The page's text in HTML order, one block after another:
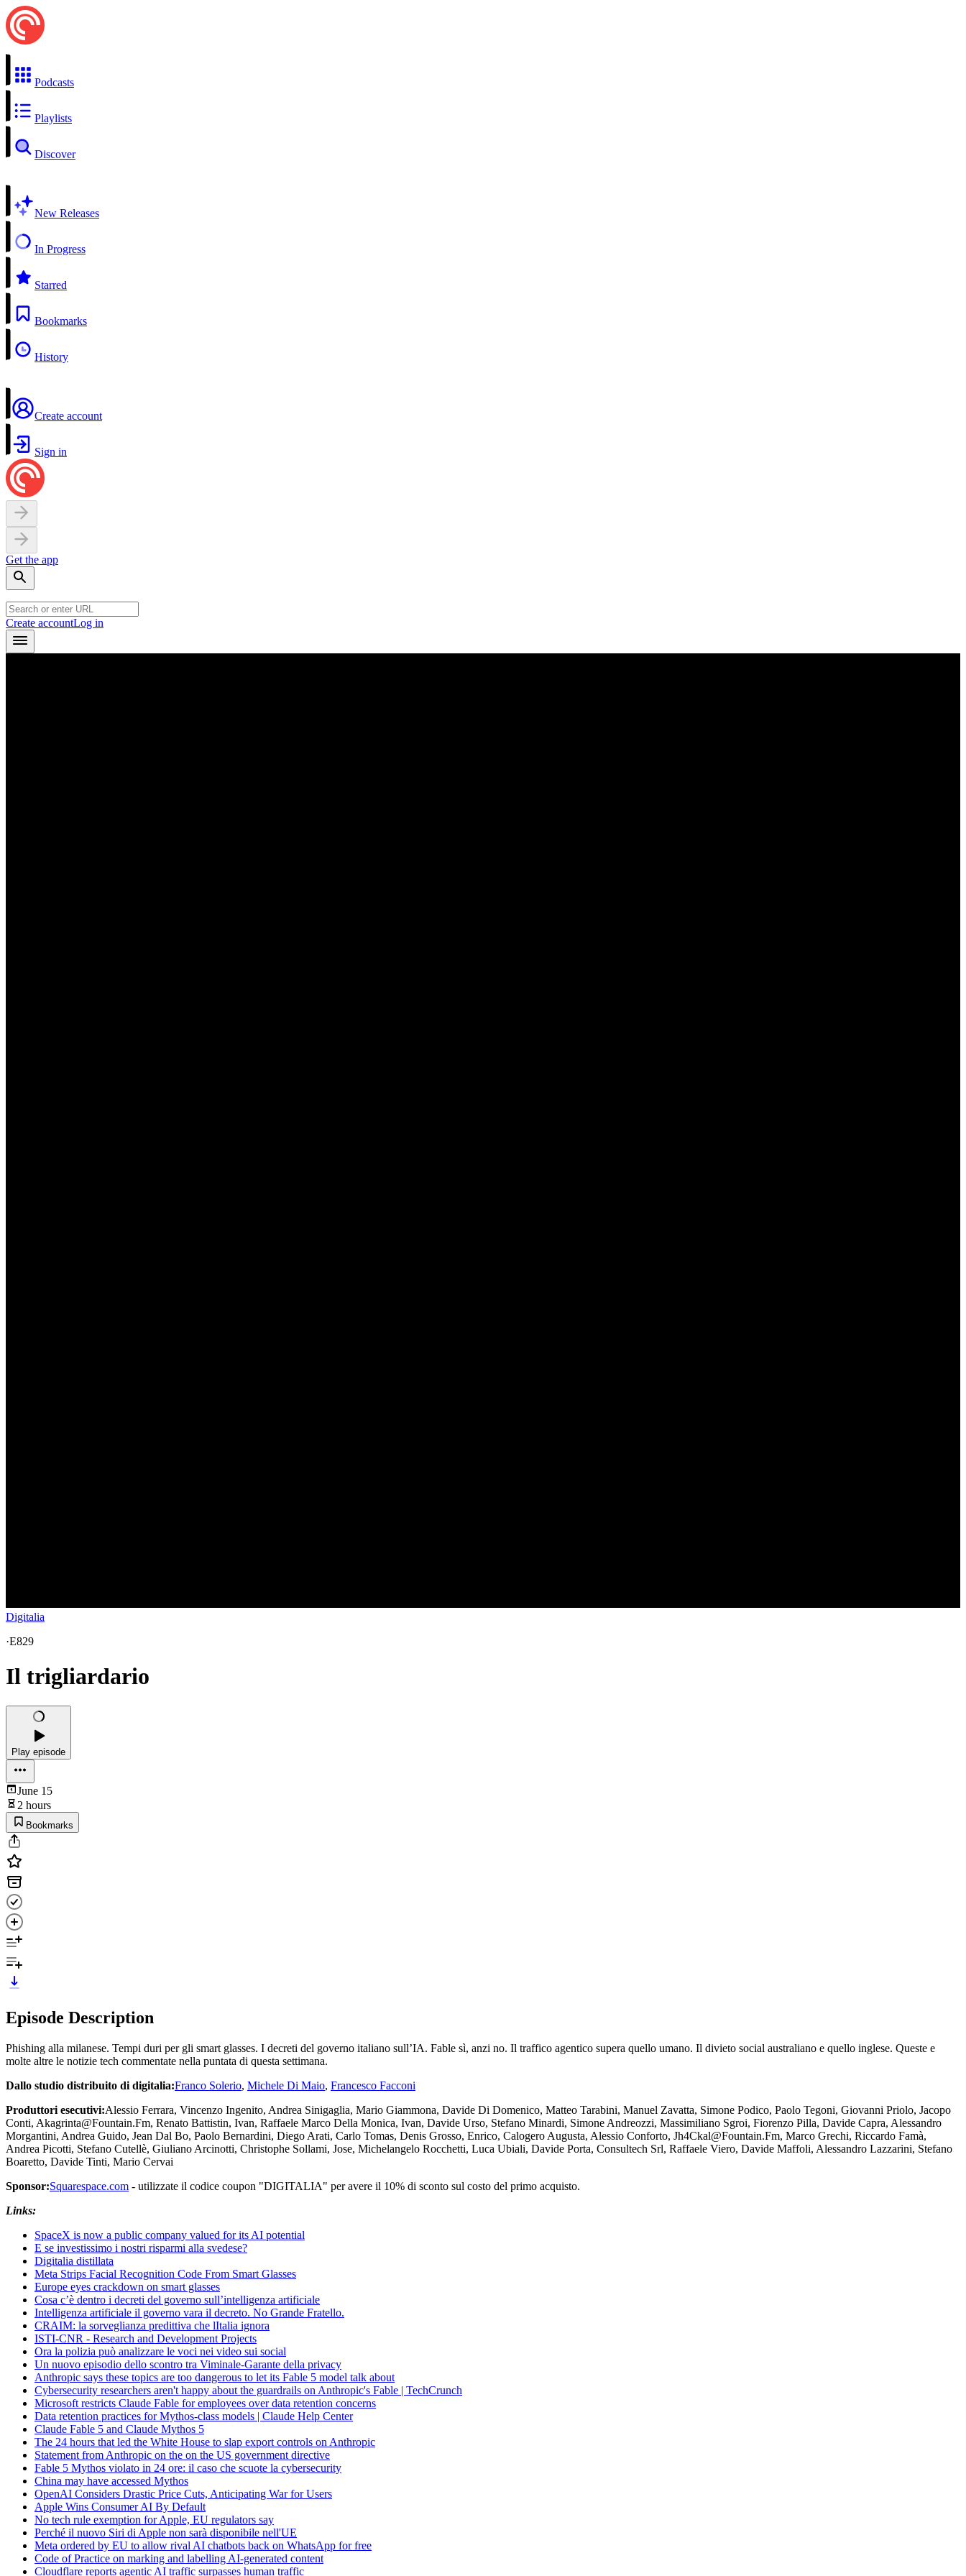
Podcasts
Playlists
Discover
New Releases
In Progress
Starred
Bookmarks
History
Create account
Sign in
Get the app
Create accountLog in
Digitalia
·E829
Il trigliardario
Play episode
June 15
2 hours
Bookmarks
Episode Description
Phishing alla milanese. Tempi duri per gli smart glasses. I decreti del governo italiano sull’IA. Fable sì, anzi no. Il traffico agentico supera quello umano. Il divieto social australiano e quello inglese. Queste e
molte altre le notizie tech commentate nella puntata di questa settimana.
Dallo studio distribuito di digitalia:Franco Solerio, Michele Di Maio, Francesco Facconi
Produttori esecutivi:Alessio Ferrara, Vincenzo Ingenito, Andrea Sinigaglia, Mario Giammona, Davide Di Domenico, Matteo Tarabini, Manuel Zavatta, Simone Podico, Paolo Tegoni, Giovanni Priolo, Jacopo
Conti, Akagrinta@Fountain.Fm, Renato Battistin, Ivan, Raffaele Marco Della Monica, Ivan, Davide Urso, Stefano Minardi, Simone Andreozzi, Massimiliano Sgroi, Fiorenzo Pilla, Davide Capra, Alessandro
Morgantini, Andrea Guido, Jean Dal Bo, Paolo Bernardini, Diego Arati, Carlo Tomas, Denis Grosso, Enrico, Calogero Augusta, Alessio Conforto, Jh4Ckal@Fountain.Fm, Marco Grechi, Riccardo Famà,
Andrea Picotti, Stefano Cutellè, Giuliano Arcinotti, Christophe Sollami, Jose, Michelangelo Rocchetti, Luca Ubiali, Davide Porta, Consultech Srl, Raffaele Viero, Davide Maffoli, Alessandro Lazzarini, Stefano
Boaretto, Davide Tinti, Mario Cervai
Sponsor:Squarespace.com - utilizzate il codice coupon "DIGITALIA" per avere il 10% di sconto sul costo del primo acquisto.
Links:
SpaceX is now a public company valued for its AI potential
E se investissimo i nostri risparmi alla svedese?
Digitalia distillata
Meta Strips Facial Recognition Code From Smart Glasses
Europe eyes crackdown on smart glasses
Cosa c’è dentro i decreti del governo sull’intelligenza artificiale
Intelligenza artificiale il governo vara il decreto. No Grande Fratello.
CRAIM: la sorveglianza predittiva che lItalia ignora
ISTI-CNR - Research and Development Projects
Ora la polizia può analizzare le voci nei video sui social
Un nuovo episodio dello scontro tra Viminale-Garante della privacy
Anthropic says these topics are too dangerous to let its Fable 5 model talk about
Cybersecurity researchers aren't happy about the guardrails on Anthropic's Fable | TechCrunch
Microsoft restricts Claude Fable for employees over data retention concerns
Data retention practices for Mythos-class models | Claude Help Center
Claude Fable 5 and Claude Mythos 5
The 24 hours that led the White House to slap export controls on Anthropic
Statement from Anthropic on the on the US government directive
Fable 5 Mythos violato in 24 ore: il caso che scuote la cybersecurity
China may have accessed Mythos
OpenAI Considers Drastic Price Cuts, Anticipating War for Users
Apple Wins Consumer AI By Default
No tech rule exemption for Apple, EU regulators say
Perché il nuovo Siri di Apple non sarà disponibile nell'UE
Meta ordered by EU to allow rival AI chatbots back on WhatsApp for free
Code of Practice on marking and labelling AI-generated content
Cloudflare reports agentic AI traffic surpasses human traffic